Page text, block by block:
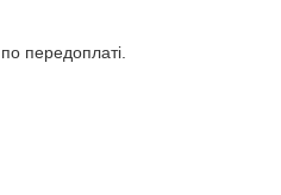
передоплаті.